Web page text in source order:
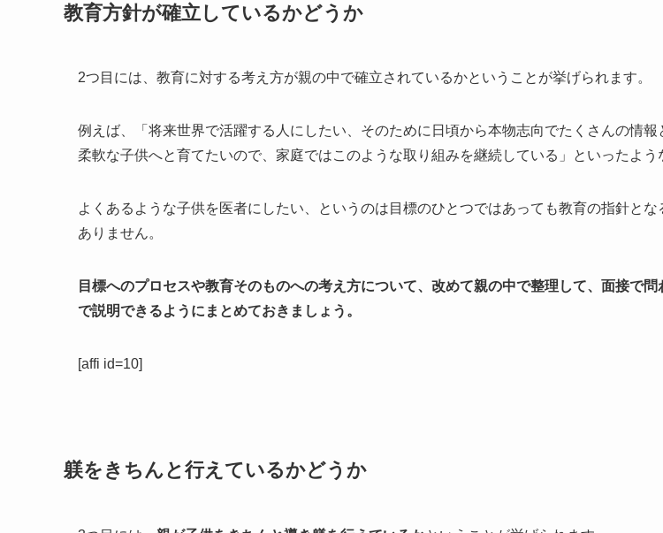
教育方針が確立しているかどうか
2つ目には、教育に対する考え方が親の中で確立されているかということが挙げられます。
例えば、「将来世界で活躍する人にしたい、そのために日頃から本物志向でたくさんの情報
柔軟な子供へと育てたいので、家庭ではこのような取り組みを継続している」といったよう
よくあるような子供を医者にしたい、というのは目標のひとつではあっても教育の指針とな
ありません。
目標へのプロセスや教育そのものへの考え方について、改めて親の中で整理して、面接で
で説明できるようにまとめておきましょう。
[affi id=10]
躾をきちんと行えているかどうか